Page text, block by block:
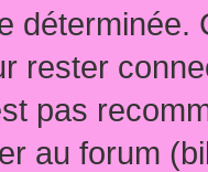
déterminée.
rester
pas
au forum